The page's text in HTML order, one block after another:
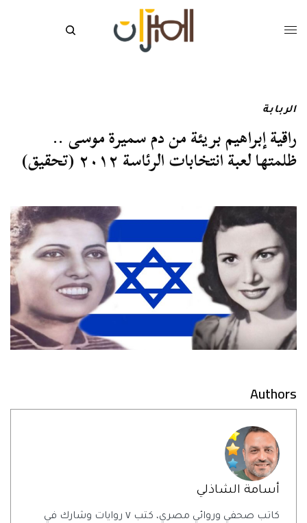
الربابة
راقية إبراهيم بريئة من دم سميرة موسى ..
ظلمتها لعبة انتخابات الرئاسة ٢٠١٢ (تحقيق)
Authors
أسامة الشاذلي
كاتب صحفي وروائي مصري، كتب ٧ روايات وشارك في